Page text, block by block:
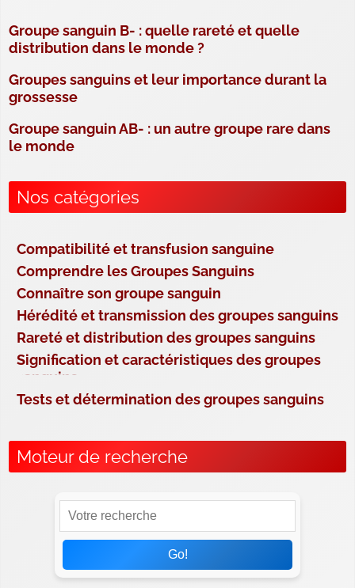
Groupe sanguin B- : quelle rareté et quelle
distribution dans le monde ?
Groupes sanguins et leur importance durant la
grossesse
Groupe sanguin AB- : un autre groupe rare dans
le monde
Nos catégories
Compatibilité et transfusion sanguine
Comprendre les Groupes Sanguins
Connaître son groupe sanguin
Hérédité et transmission des groupes sanguins
Rareté et distribution des groupes sanguins
Signification et caractéristiques des groupes
sanguins
Tests et détermination des groupes sanguins
Moteur de recherche
Go!